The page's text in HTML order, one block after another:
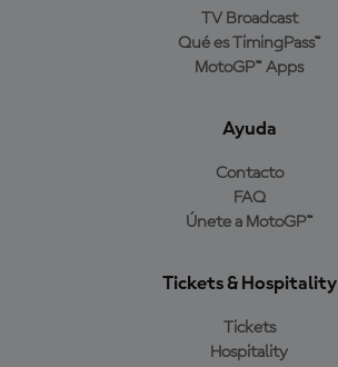
TV Broadcast
Qué es TimingPass™
MotoGP™ Apps
Ayuda
Contacto
FAQ
Únete a MotoGP™
Tickets & Hospitality
Tickets
Hospitality